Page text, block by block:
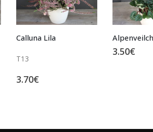
Alpenveilchen Rot Carex
4.90€